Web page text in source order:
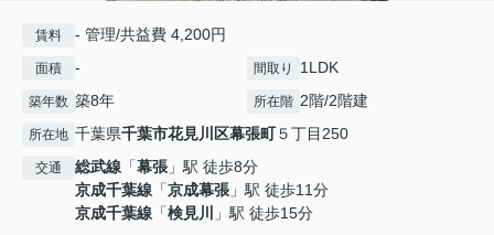
賃料 - 管理/共益費 4,200円
面積 - 間取り 1LDK
築年数 築8年 所在階 2階/2階建
所在地 千葉県千葉市花見川区幕張町５丁目250
交通 総武線 「幕張 」駅 徒歩8分
京成千葉線 「京成幕張 」駅 徒歩11分
京成千葉線 「検見川 」駅 徒歩15分